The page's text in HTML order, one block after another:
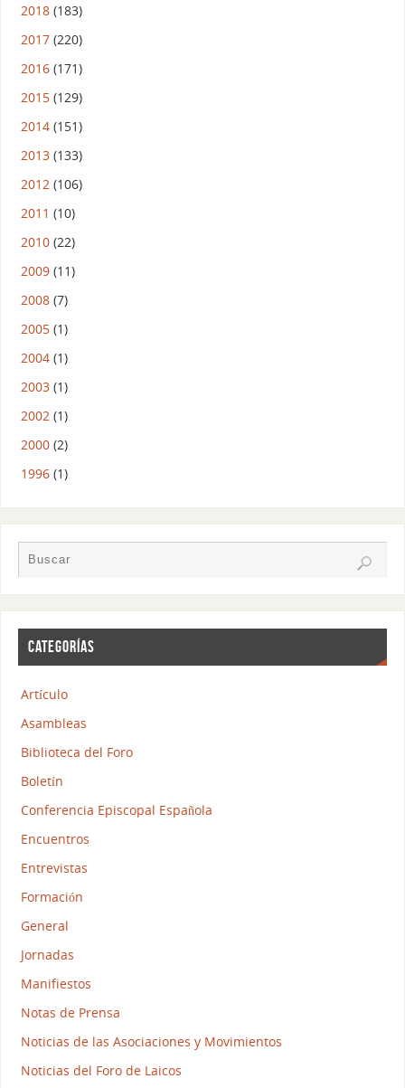
2018(183)
2017(220)
2016(171)
2015(129)
2014(151)
2013(133)
2012(106)
2011 (10)
2010(22)
2009(11)
2008(7)
2005(1)
2004(1)
2003(1)
2002(1)
2000(2)
1996(1)
CATEGORÍAS
Artículo
Asambleas
Biblioteca del Foro
Boletín
Conferencia Episcopal Española
Encuentros
Entrevistas
Formación
General
Jornadas
Manifiestos
Notas de Prensa
Noticias de las Asociaciones y Movimientos
Noticias del Foro de Laicos